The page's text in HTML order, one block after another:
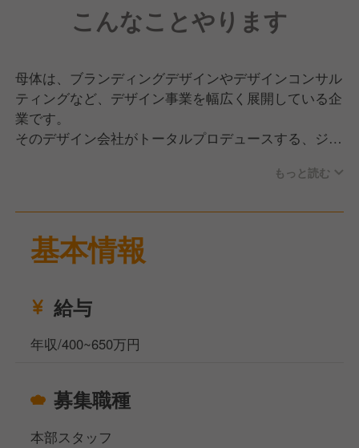
こんなことやります
母体は、ブランディングデザインやデザインコンサル
ティングなど、デザイン事業を幅広く展開している企
業です。
そのデザイン会社がトータルプロデュースする、ジュ
複数お店を構え、キッチンカーでの販売などもおこな
とり、農家さんとの関係を非常に大切にしています。
その中でも今回は、戦略強化・今後の事業拡大のため
募集いたします。
仕事に関しては、ジューススタンドの責任者として、
ます。マーケティングや製品開発など、ブランディン
母体がデザイン会社であるため、クリエイティブに関
もっと読む
基本情報
給与
年収/400~650万円
募集職種
本部スタッフ